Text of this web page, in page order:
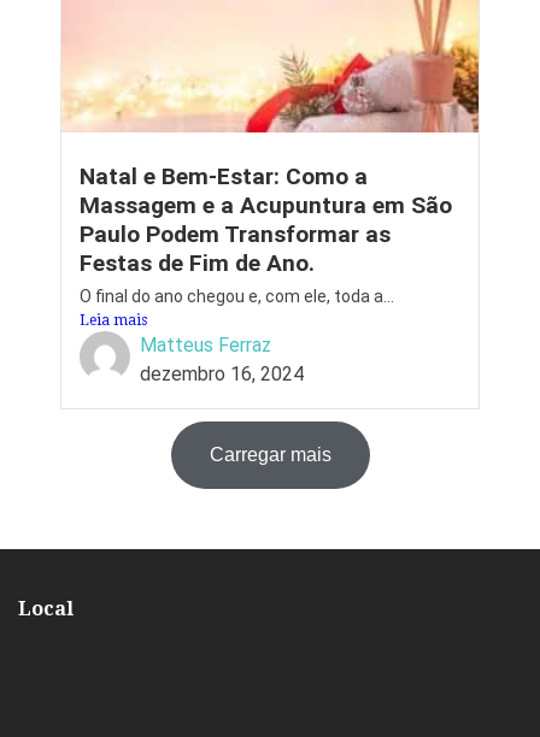
Natal e Bem-Estar: Como a
Massagem e a Acupuntura em São
Paulo Podem Transformar as
Festas de Fim de Ano.
O final do ano chegou e, com ele, toda a...
Leia mais
Matteus Ferraz
dezembro 16, 2024
Carregar mais
Local